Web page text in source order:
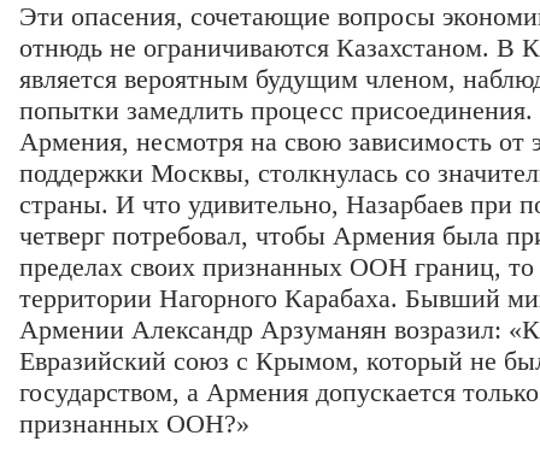
Эти опасения, сочетающие вопросы
отнюдь не ограничиваются Казахстаном. В
является вероятным будущим членом,
попытки замедлить процесс
Армения, несмотря на свою зависимость от
поддержки Москвы, столкнулась со
страны. И что удивительно, Назарбаев при
четверг потребовал, чтобы Армения была
пределах своих признанных ООН границ, то
территории Нагорного Карабаха. Бывший
Армении Александр Арзуманян возразил:
Евразийский союз с Крымом, который не
государством, а Армения допускается
признанных ООН?»